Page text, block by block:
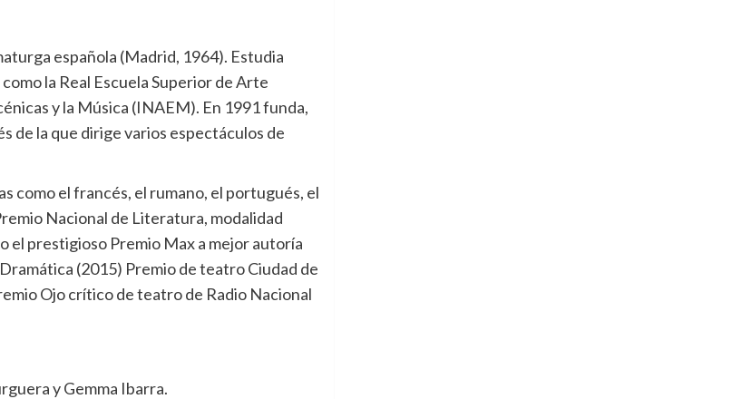
española (Madrid, 1964). Estudia
la Real Escuela Superior de Arte
y la Música (INAEM). En 1991 funda,
de la que dirige varios espectáculos de
como el francés, el rumano, el portugués, el
Nacional de Literatura, modalidad
el prestigioso Premio Max a mejor autoría
(2015) Premio de teatro Ciudad de
Ojo crítico de teatro de Radio Nacional
y Gemma Ibarra.